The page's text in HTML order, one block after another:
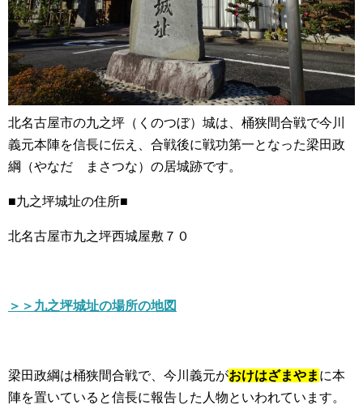
北名古屋市の九之坪（くのつぼ）城は、桶狭間合戦で今川
義元本陣を信長に伝え、合戦後に戦功第一となった梁田政
綱（やなだ まさつな）の居城跡です。
■九之坪城址の住所■
北名古屋市九之坪西城屋敷７０
＞＞九之坪城址の場所の地図
梁田政綱は桶狭間合戦で、今川義元がおけはざまやま に本
陣を置いていると信長に報告した人物といわれています。